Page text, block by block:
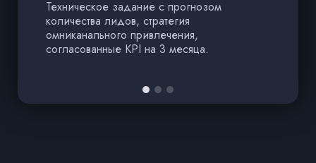
Техническое задание с прогнозом
количества лидов, стратегия
омниканального привлечения,
согласованные KPI на 3 месяца.